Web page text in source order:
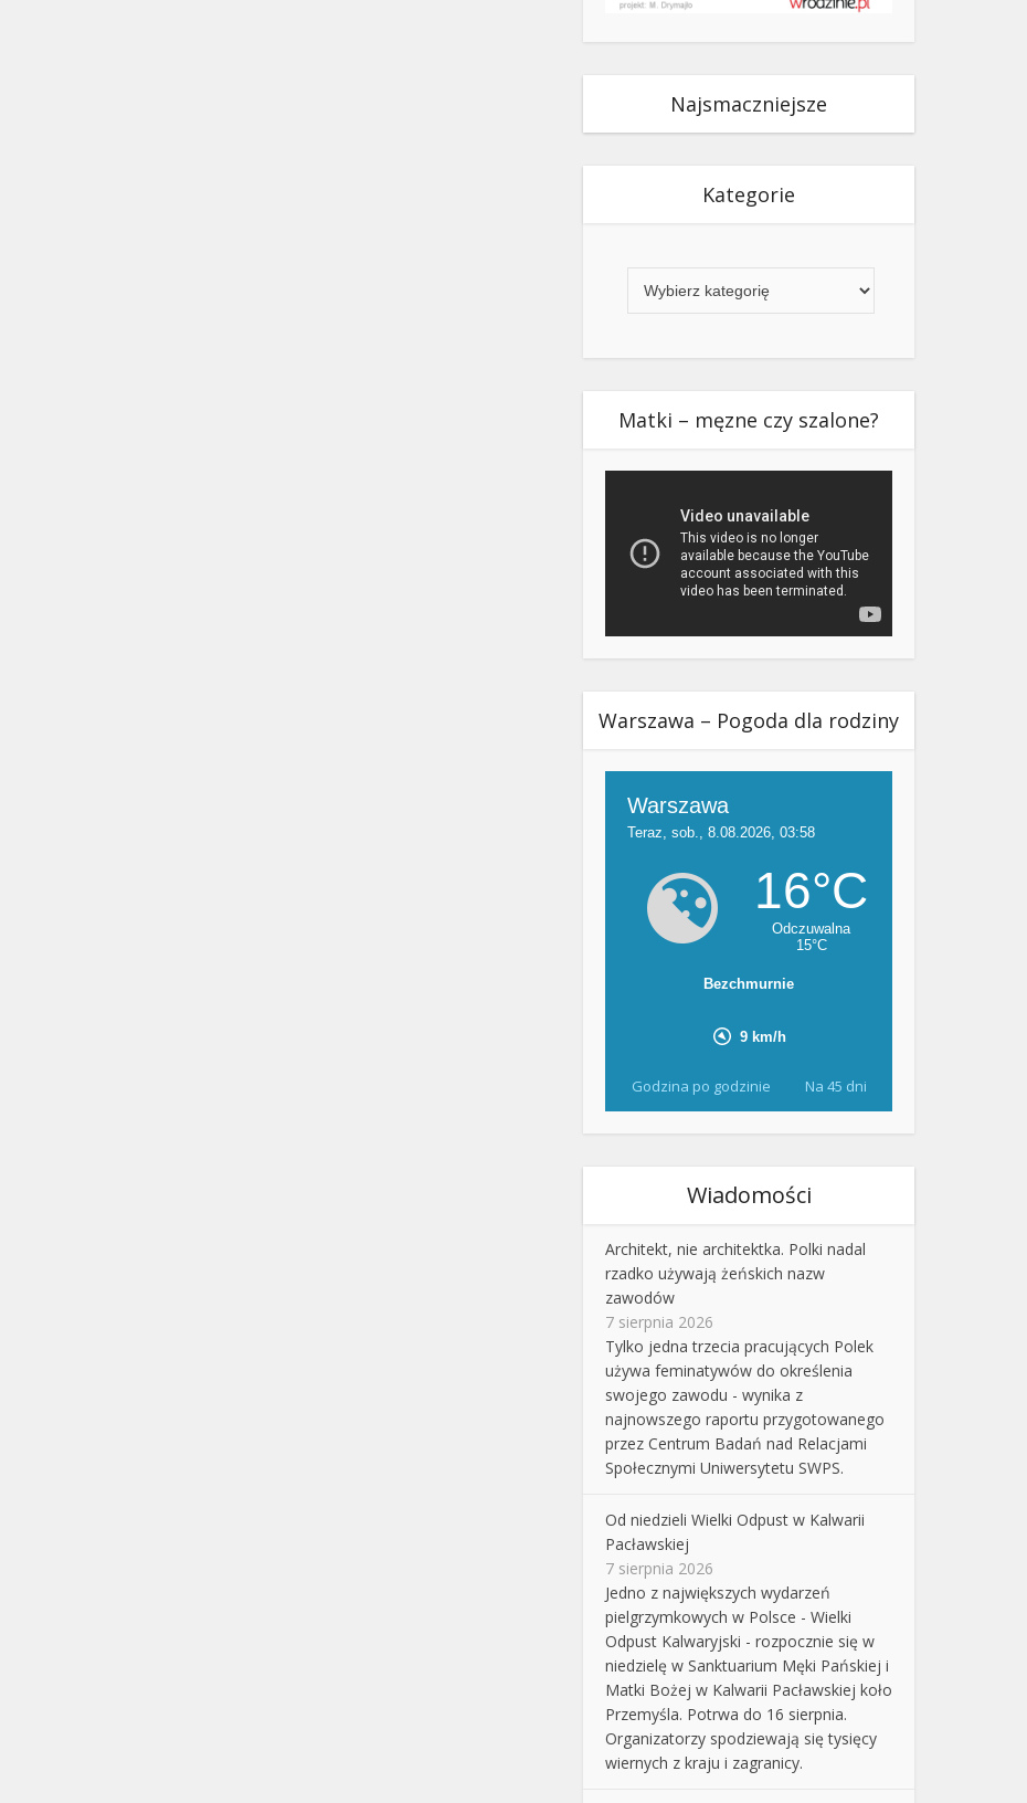
Najsmaczniejsze
Kategorie
Matki – męzne czy szalone?
Warszawa – Pogoda dla rodziny
Godzina po godzinie Na 45 dni
Wiadomości
Architekt, nie architektka. Polki nadal
rzadko używają żeńskich nazw
zawodów
7 sierpnia 2026
Tylko jedna trzecia pracujących Polek
używa feminatywów do określenia
swojego zawodu - wynika z
najnowszego raportu przygotowanego
przez Centrum Badań nad Relacjami
Społecznymi Uniwersytetu SWPS.
Od niedzieli Wielki Odpust w Kalwarii
Pacławskiej
7 sierpnia 2026
Jedno z największych wydarzeń
pielgrzymkowych w Polsce - Wielki
Odpust Kalwaryjski - rozpocznie się w
niedzielę w Sanktuarium Męki Pańskiej i
Matki Bożej w Kalwarii Pacławskiej koło
Przemyśla. Potrwa do 16 sierpnia.
Organizatorzy spodziewają się tysięcy
wiernych z kraju i zagranicy.